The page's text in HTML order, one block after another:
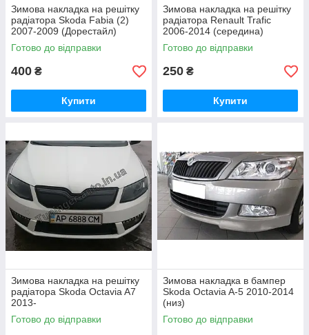
Зимова накладка на решітку
радіатора Skoda Fabia (2)
2007-2009 (Дорестайл)
Готово до відправки
400 ₴
Купити
Зимова накладка на решітку
радіатора Renault Trafic
2006-2014 (середина)
Готово до відправки
250 ₴
Купити
Зимова накладка на решітку
радіатора Skoda Octavia A7
2013-
Готово до відправки
Зимова накладка в бампер
Skoda Octavia A-5 2010-2014
(низ)
Готово до відправки